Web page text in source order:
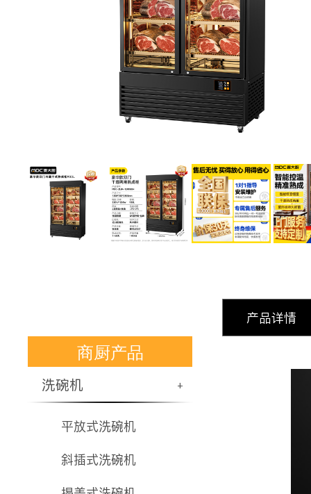
商厨产品
洗碗机 +
平放式洗碗机
斜插式洗碗机
产品详情